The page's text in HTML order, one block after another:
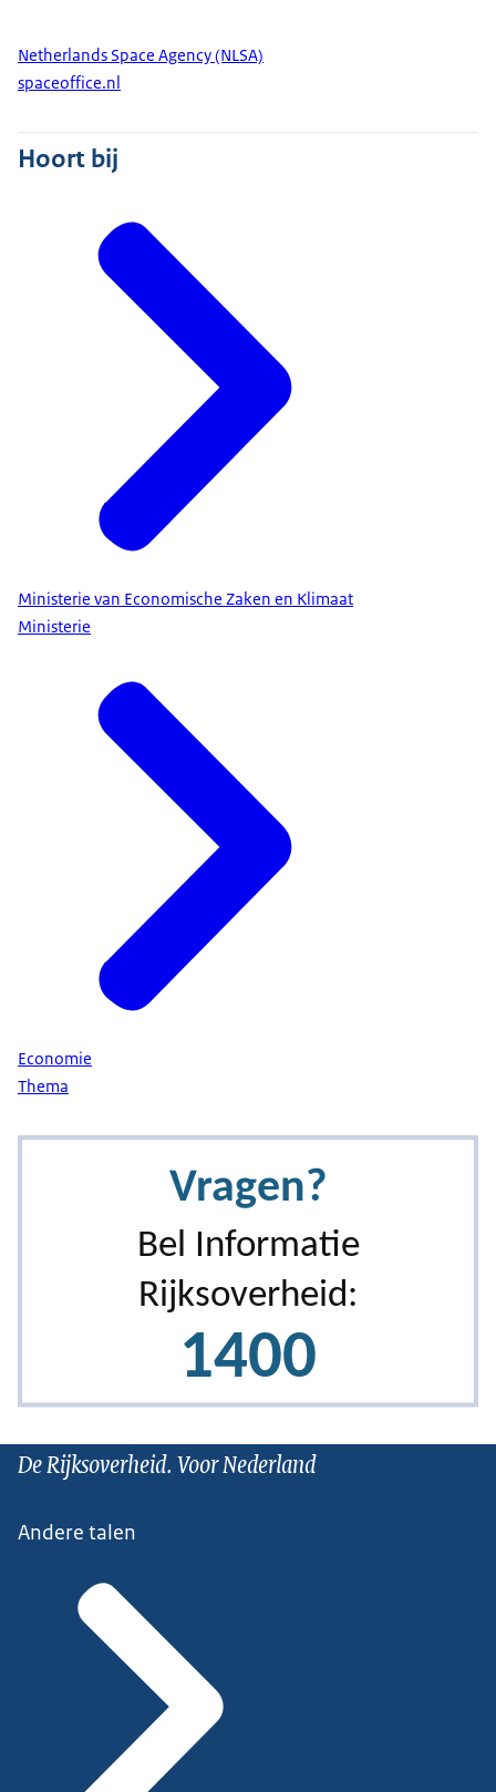
Netherlands Space Agency (NLSA)
spaceoffice.nl
Hoort bij
Ministerie van Economische Zaken en Klimaat
Ministerie
Economie
Thema
De Rijksoverheid. Voor Nederland
Andere talen